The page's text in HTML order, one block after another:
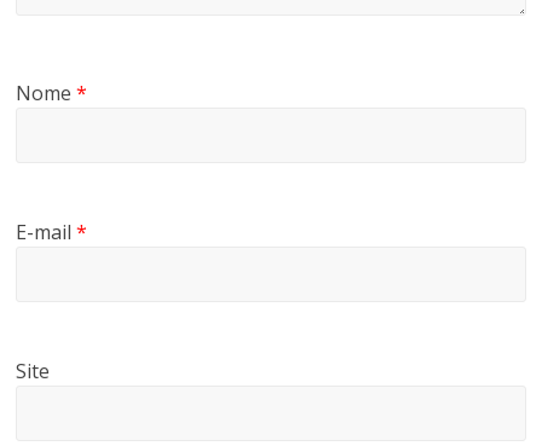
Nome*
E-mail*
Site